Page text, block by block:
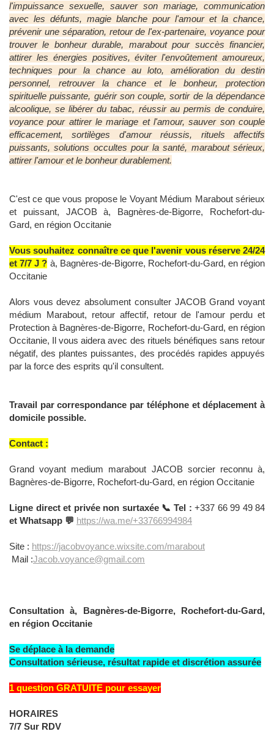
l'impuissance sexuelle, sauver son mariage, communication
avec les défunts, magie blanche pour l'amour et la chance,
prévenir une séparation, retour de l'ex-partenaire, voyance pour
trouver le bonheur durable, marabout pour succès financier,
attirer les énergies positives, éviter l'envoûtement amoureux,
techniques pour la chance au loto, amélioration du destin
personnel, retrouver la chance et le bonheur, protection
spirituelle puissante, guérir son couple, sortir de la dépendance
alcoolique, se libérer du tabac, réussir au permis de conduire,
voyance pour attirer le mariage et l'amour, sauver son couple
efficacement, sortilèges d'amour réussis, rituels affectifs
puissants, solutions occultes pour la santé, marabout sérieux,
attirer l'amour et le bonheur durablement.
C'est ce que vous propose le Voyant Médium Marabout sérieux
et puissant, JACOB à, Bagnères-de-Bigorre, Rochefort-du-
Gard, en région Occitanie
Vous souhaitez connaître ce que l'avenir vous réserve 24/24
et 7/7 J ? à, Bagnères-de-Bigorre, Rochefort-du-Gard, en région
Occitanie
Alors vous devez absolument consulter JACOB Grand voyant
médium Marabout, retour affectif, retour de l'amour perdu et
Protection à Bagnères-de-Bigorre, Rochefort-du-Gard, en région
Occitanie, Il vous aidera avec des rituels bénéfiques sans retour
négatif, des plantes puissantes, des procédés rapides appuyés
par la force des esprits qu'il consultent.
Travail par correspondance par téléphone et déplacement à
domicile possible.
Contact :
Grand voyant medium marabout JACOB sorcier reconnu à,
Bagnères-de-Bigorre, Rochefort-du-Gard, en région Occitanie
Ligne direct et privée non surtaxée 📞 Tel : +337 66 99 49 84
et Whatsapp 💬 https://wa.me/+33766994984
Site : https://jacobvoyance.wixsite.com/marabout
Mail :Jacob.voyance@gmail.com
Consultation à, Bagnères-de-Bigorre, Rochefort-du-Gard,
en région Occitanie
Se déplace à la demande
Consultation sérieuse, résultat rapide et discrétion assurée
1 question GRATUITE pour essayer
HORAIRES
7/7 Sur RDV